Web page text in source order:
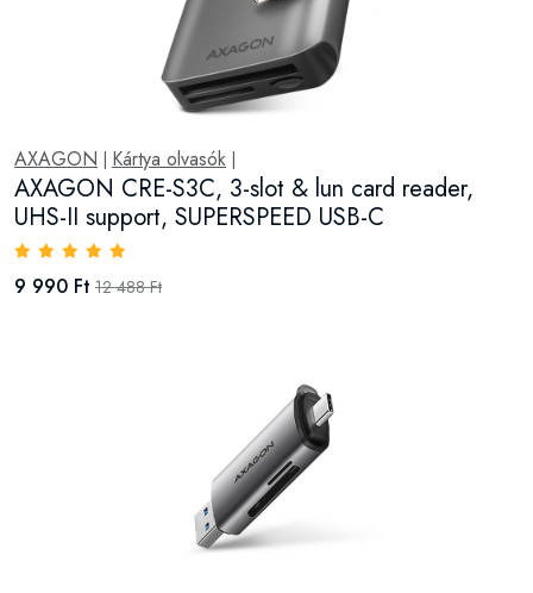
AXAGON Kártya olvasók
AXAGON CRE-S3C, 3-slot & lun card reader,
UHS-II support, SUPERSPEED USB-C
9 990 Ft 12 488 Ft